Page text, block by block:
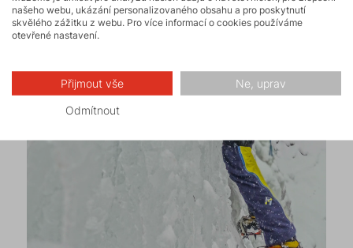
našeho webu, ukázání personalizovaného obsahu a pro poskytnutí
skvělého zážitku z webu. Pro více informací o cookies používáme
otevřené nastavení.
Přijmout vše Ne, uprav
Odmítnout